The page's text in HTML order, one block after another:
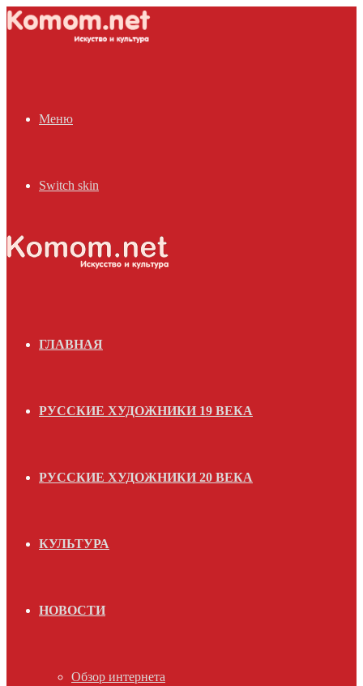
Меню
Switch skin
ГЛАВНАЯ
РУССКИЕ ХУДОЖНИКИ 19 ВЕКА
РУССКИЕ ХУДОЖНИКИ 20 ВЕКА
КУЛЬТУРА
НОВОСТИ
Обзор интернета